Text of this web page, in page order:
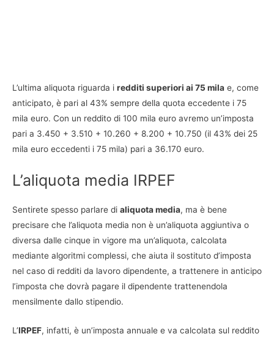
L’ultima aliquota riguarda i redditi superiori ai 75 mila e, come
anticipato, è pari al 43% sempre della quota eccedente i 75
mila euro. Con un reddito di 100 mila euro avremo un’imposta
pari a 3.450 + 3.510 + 10.260 + 8.200 + 10.750 (il 43% dei 25
mila euro eccedenti i 75 mila) pari a 36.170 euro.
L’aliquota media IRPEF
Sentirete spesso parlare di aliquota media, ma è bene
precisare che l’aliquota media non è un’aliquota aggiuntiva o
diversa dalle cinque in vigore ma un’aliquota, calcolata
mediante algoritmi complessi, che aiuta il sostituto d’imposta
nel caso di redditi da lavoro dipendente, a trattenere in anticipo
l’imposta che dovrà pagare il dipendente trattenendola
mensilmente dallo stipendio.
L’IRPEF, infatti, è un’imposta annuale e va calcolata sul reddito